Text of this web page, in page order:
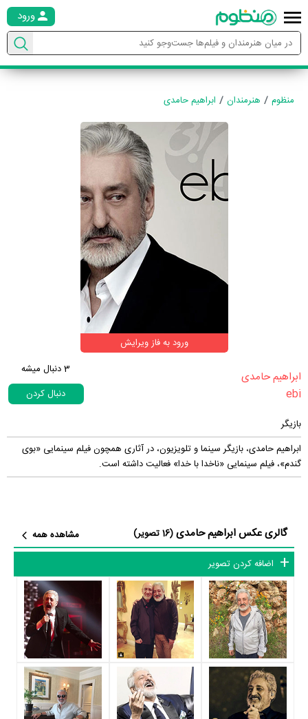
ورود
منظوم هنرمندان ابراهیم حامدی
ورود به فاز ویرایش
‏ابراهیم حامدی‏
ebi
3دنبال میشه
دنبال کردن
بازیگر
ابراهیم حامدی، بازیگر سینما و تلویزیون، در آثاری همچون فیلم سینمایی «بوی
گندم»، فیلم سینمایی «ناخدا با خدا» فعالیت داشته است.
گالری عکس ابراهیم حامدی(16 تصویر)
مشاهده همه
اضافه کردن تصویر